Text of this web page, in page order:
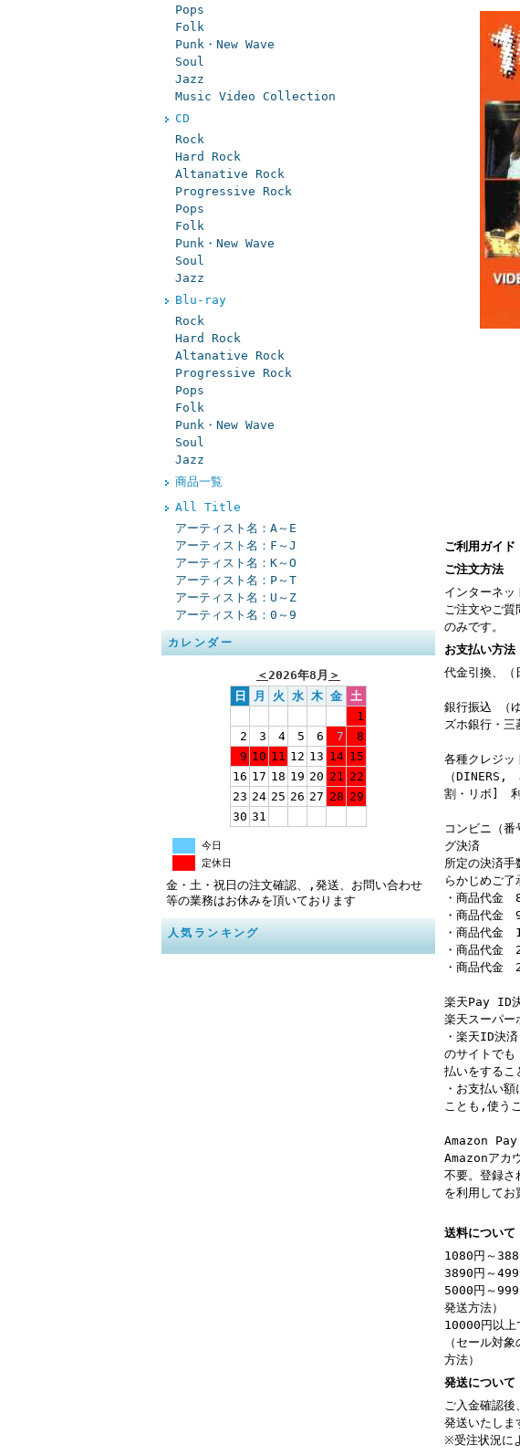
Pops
Folk
Punk・New Wave
Soul
Jazz
Music Video Collection
CD
Rock
Hard Rock
Altanative Rock
Progressive Rock
Pops
Folk
Punk・New Wave
Soul
Jazz
Blu-ray
Rock
Hard Rock
Altanative Rock
Progressive Rock
Pops
Folk
Punk・New Wave
Soul
Jazz
商品一覧
All Title
アーティスト名：A～E
アーティスト名：F～J
アーティスト名：K～O
アーティスト名：P～T
アーティスト名：U～Z
アーティスト名：0～9
カレンダー
＜2026年8月 ＞
日
月 火 水 木 金 土
1
2
3 4 5 6 7
8
9 10 11 12 13 14 15
16 17 18 19 20 21 22
23 24 25 26 27 28 29
30 31
今日
定休日
金・土・祝日の注文確認、,発送、お問い合わせ
等の業務はお休みを頂いております
人気ランキング
ご利用ガイド
ご注文方法
インターネッ
ご注文やご質
のみです。
お支払い方法
代金引換、（
銀行振込 （
ズホ銀行・三
各種クレジッ
（
割・リボ]
コンビニ（
グ決済
所定の決済手
らかじめご了
・商品代金
・商品代金
・商品代金
・商品代金
・商品代金
楽天Pay ID
楽天スーパー
・楽天ID決
のサイトでも
払いをするこ
・お支払い
ことも,使う
Amazon Pay
Amazonアカ
不要。登録さ
を利用してお
送料について
1080円～
3890円～
5000円～
発送方法）
10000円以
（セール対
方法）
発送について
ご入金確認後
発送いたしま
※受注状況に